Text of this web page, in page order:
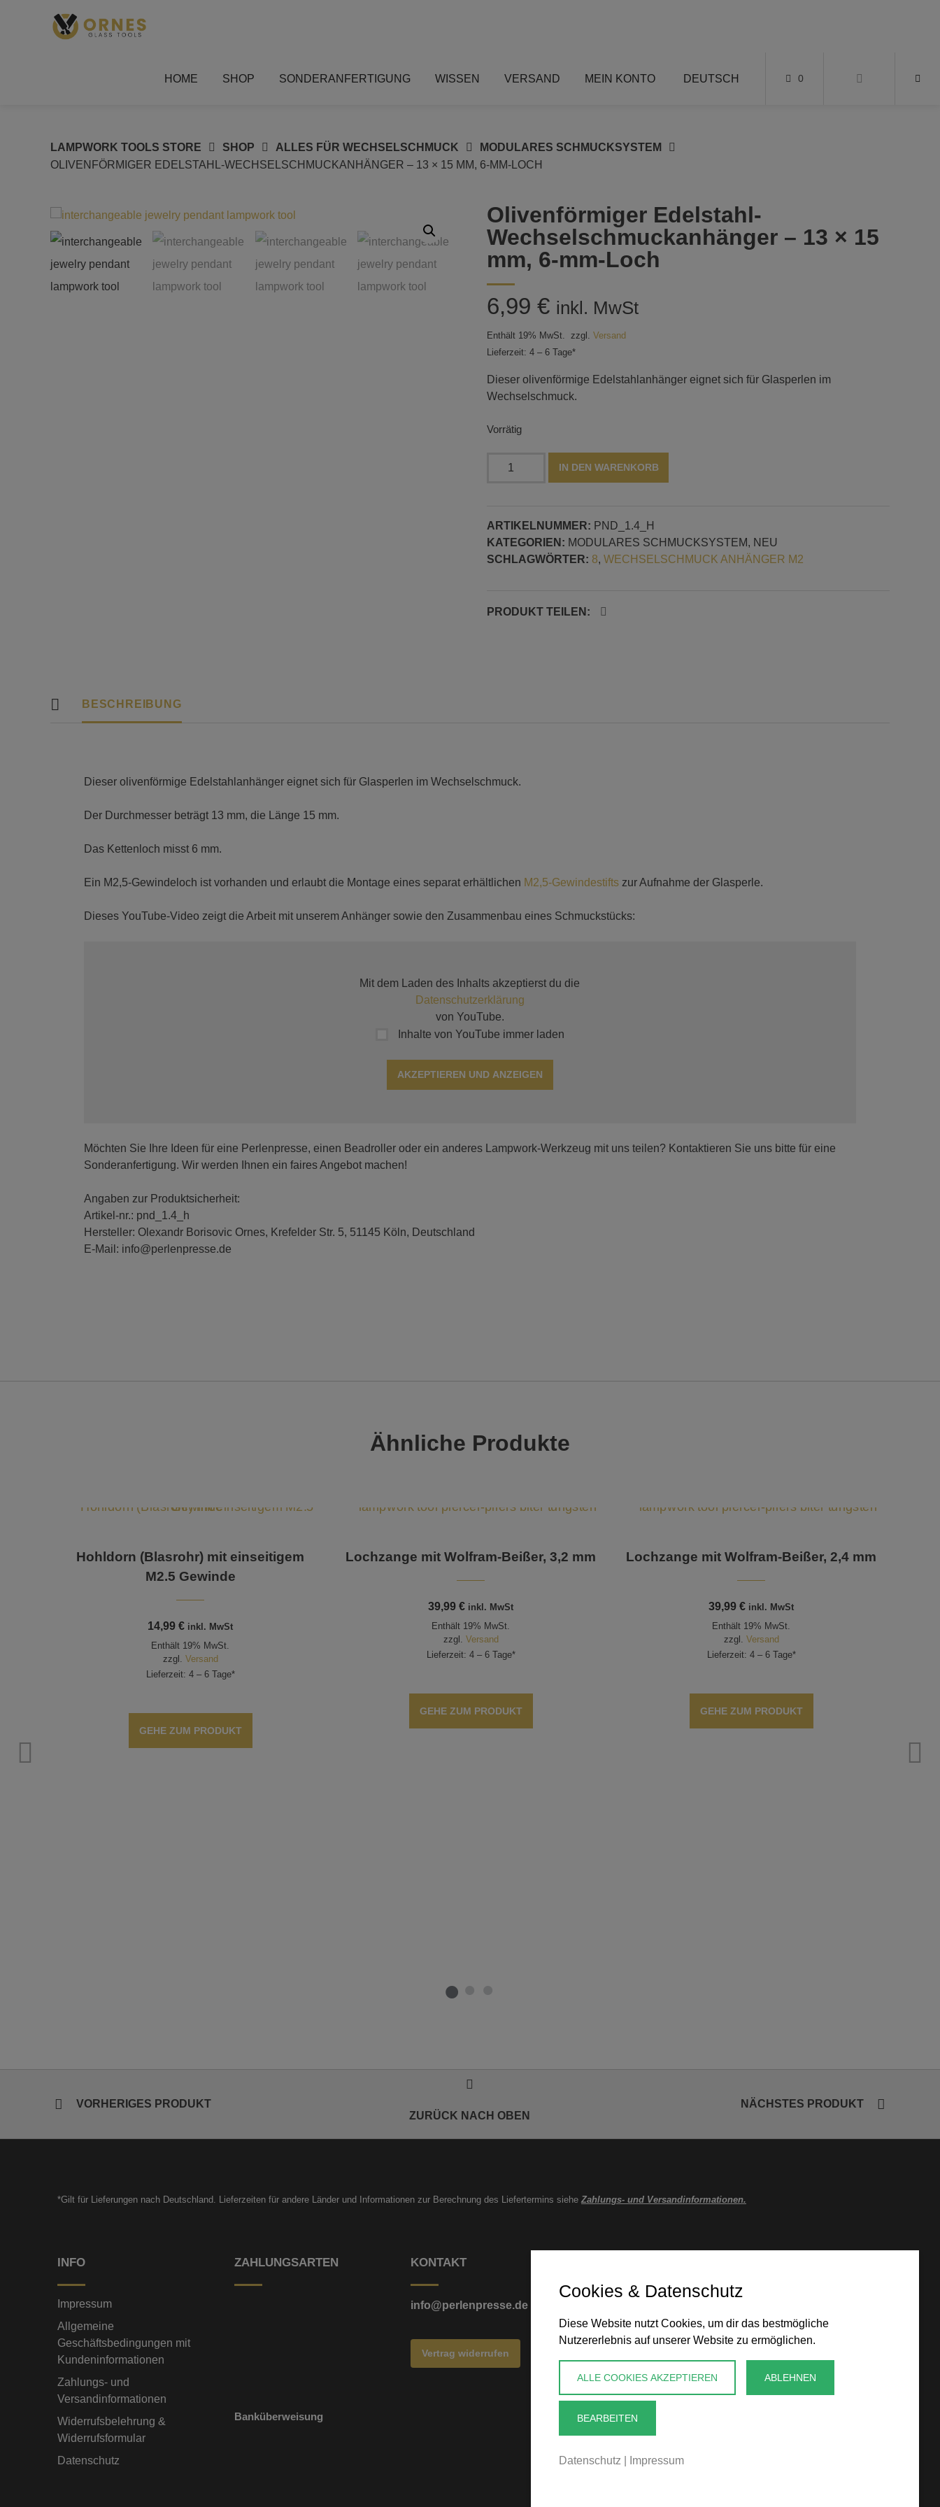
HOME SHOP SONDERANFERTIGUNG WISSEN VERSAND MEIN KONTO DEUTSCH 0
LAMPWORK TOOLS STORE SHOP ALLES FÜR WECHSELSCHMUCK
MODULARES SCHMUCKSYSTEM
OLIVENFÖRMIGER EDELSTAHL-WECHSELSCHMUCKANHÄNGER – 13 × 15 MM, 6-MM-LOCH
Olivenförmiger Edelstahl-
Wechselschmuckanhänger – 13 × 15
mm, 6-mm-Loch
6,99 € inkl. MwSt
Enthält 19% MwSt. zzgl. Versand
Lieferzeit: 4 – 6 Tage*
Dieser olivenförmige Edelstahlanhänger eignet sich für Glasperlen im
Wechselschmuck.
Vorrätig
13
×
15
mm-
IN DEN WARENKORB
ARTIKELNUMMER: PND_1.4_H
KATEGORIEN: MODULARES SCHMUCKSYSTEM, NEU
SCHLAGWÖRTER: 8, WECHSELSCHMUCK ANHÄNGER M2
PRODUKT TEILEN:
BESCHREIBUNG
Dieser olivenförmige Edelstahlanhänger eignet sich für Glasperlen im Wechselschmuck.
Der Durchmesser beträgt 13 mm, die Länge 15 mm.
Das Kettenloch misst 6 mm.
Ein M2,5-Gewindeloch ist vorhanden und erlaubt die Montage eines separat erhältlichen M2,5-Gewindestiftszur Aufnahme der Glasperle.
Dieses YouTube-Video zeigt die Arbeit mit unserem Anhänger sowie den Zusammenbau eines Schmuckstücks:
Mit dem Laden des Inhalts akzeptierst du die
Datenschutzerklärung
von YouTube.
Inhalte von YouTube immer laden
AKZEPTIEREN UND ANZEIGEN
Möchten Sie Ihre Ideen für eine Perlenpresse, einen Beadroller oder ein anderes Lampwork-Werkzeug mit uns teilen? Kontaktieren Sie uns bitte für eine
Sonderanfertigung. Wir werden Ihnen ein faires Angebot machen!
Angaben zur Produktsicherheit:
Artikel-nr.: pnd_1.4_h
Hersteller: Olexandr Borisovic Ornes, Krefelder Str. 5, 51145 Köln, Deutschland
E-Mail: info@perlenpresse.de
Ähnliche Produkte
Hohldorn (Blasrohr) mit einseitigem
M2.5 Gewinde
14,99€ inkl. MwSt
Enthält 19% MwSt.
zzgl. Versand
Lieferzeit: 4 – 6 Tage*
GEHE ZUM PRODUKT
Lochzange mit Wolfram-Beißer, 3,2 mm
39,99€ inkl. MwSt
Enthält 19% MwSt.
zzgl. Versand
Lieferzeit: 4 – 6 Tage*
GEHE ZUM PRODUKT
Lochzange mit Wolfram-Beißer, 2,4 mm
39,99€ inkl. MwSt
Enthält 19% MwSt.
zzgl. Versand
Lieferzeit: 4 – 6 Tage*
GEHE ZUM PRODUKT
VORHERIGES PRODUKT
NÄCHSTES PRODUKT
ZURÜCK NACH OBEN
*Gilt für Lieferungen nach Deutschland. Lieferzeiten für andere Länder und Informationen zur Berechnung des Liefertermins siehe Zahlungs- und Versandinformationen.
INFO
Impressum
Allgemeine
Geschäftsbedingungen mit
Kundeninformationen
Zahlungs- und
Versandinformationen
Widerrufsbelehrung &
Widerrufsformular
Datenschutz
ZAHLUNGSARTEN
Banküberweisung
KONTAKT
info@perlenpresse.de
Vertrag widerrufen
Cookies & Datenschutz
Diese Website nutzt Cookies, um dir das bestmögliche
Nutzererlebnis auf unserer Website zu ermöglichen.
ALLE COOKIES AKZEPTIEREN ABLEHNEN
BEARBEITEN
Datenschutz Impressum